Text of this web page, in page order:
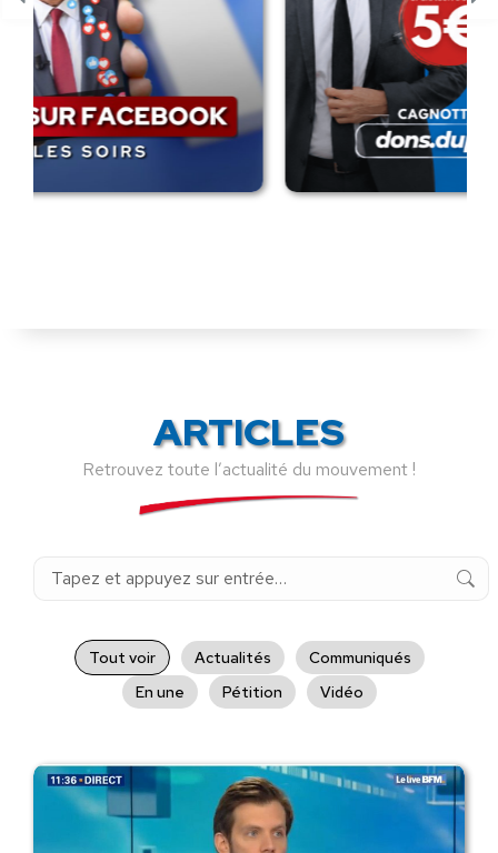
ARTICLES
Retrouvez toute l’actualité du mouvement !
Recherche
Tout voir Actualités
Communiqués
En une
Pétition Vidéo